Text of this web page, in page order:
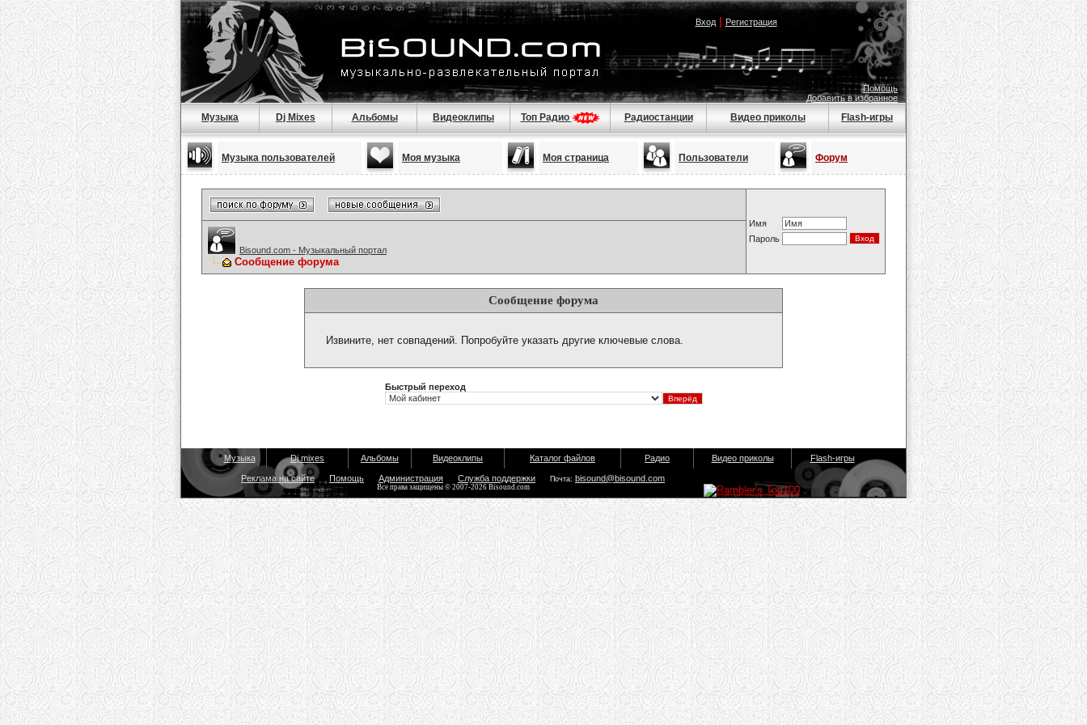
Вход| Регистрация
Помощь
Добавить в избранное
Музыка Dj Mixes Альбомы Видеоклипы Топ Радио Радиостанции Видео приколы Flash-игры
Музыка пользователей Моя музыка Моя страница Пользователи Форум
Имя
Пароль
Bisound.com - Музыкальный портал
Сообщение форума
Сообщение форума
Извините, нет совпадений. Попробуйте указать другие ключевые слова.
Быстрый переход
Музыка Dj mixes Альбомы Видеоклипы Каталог файлов Радио Видео приколы Flash-игры
Реклама на сайте Помощь Администрация Служба поддержки Почта: bisound@bisound.com
Все права защищены © 2007-2026 Bisound.com